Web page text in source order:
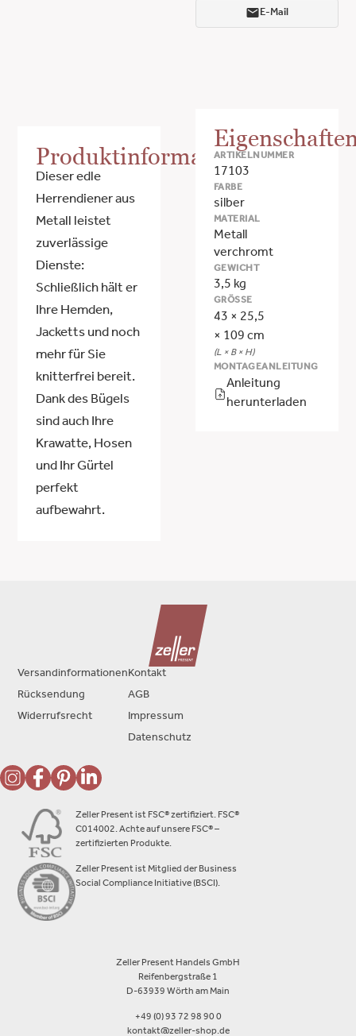
E-Mail
Produktinformationen
Dieser edle
Herrendiener aus
Metall leistet
zuverlässige
Dienste:
Schließlich hält er
Ihre Hemden,
Jacketts und noch
mehr für Sie
knitterfrei bereit.
Dank des Bügels
sind auch Ihre
Krawatte, Hosen
und Ihr Gürtel
perfekt
aufbewahrt.
ARTIKELNUMMER
17103
FARBE
silber
MATERIAL
Metall
verchromt
GEWICHT
3,5 kg
GRÖSSE
43 × 25,5
× 109 cm
(L × B × H)
MONTAGEANLEITUNG
Anleitung
herunterladen
Zeller Present ist FSC® zertifiziert. FSC®
C014002. Achte auf unsere FSC® –
zertifizierten Produkte.
Zeller Present ist Mitglied der Business
Social Compliance Initiative (BSCI).
Zeller Present Handels GmbH
Reifenbergstraße 1
D-63939 Wörth am Main
+49 (0) 93 72 98 90 0
kontakt@zeller-shop.de
Versandinformationen
Rücksendung
Widerrufsrecht
Kontakt
AGB
Impressum
Datenschutz